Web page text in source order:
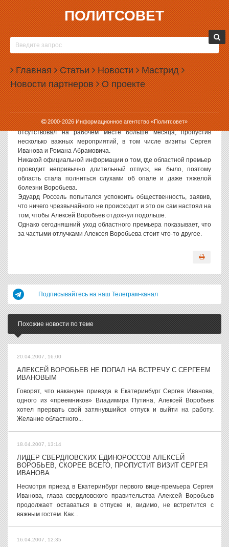
ПОЛИТСОВЕТ
Главная Статьи Новости Мастрид
Новости партнеров О проекте
2000-2026Информационное агентство «Политсовет»
15.05.2007, 16:12
НЕ УСПЕВ ВЫЙТИ НА РАБОТУ, АЛЕКСЕЙ
ВОРОБЬЕВ ВНОВЬ УШЕЛ В ОТПУСК
Губернатор Эдуард Россель подписал распоряжение о
предоставлении председателю правительства Свердловской
области Алексею Воробьеву отпуска на период с 15 мая по 1
июня 2007 года. Эта информация буквально шокировала
свердловских политиков и чиновников.
Напомним, последний раз Воробьев ушел в отпуск 28 марта и
отсутствовал на рабочем месте больше месяца, пропустив
несколько важных мероприятий, в том числе визиты Сергея
Иванова и Романа Абрамовича.
Никакой официальной информации о том, где областной премьер
проводит непривычно длительный отпуск, не было, поэтому
область стала полниться слухами об опале и даже тяжелой
болезни Воробьева.
Эдуард Россель попытался успокоить общественность, заявив,
что ничего чрезвычайного не происходит и это он сам настоял на
том, чтобы Алексей Воробьев отдохнул подольше.
Однако сегодняшний уход областного премьера показывает, что
за частыми отлучками Алексея Воробьева стоит что-то другое.
Подписывайтесь на наш Телеграм-канал
Похожие новости по теме
20.04.2007, 16:00
АЛЕКСЕЙ ВОРОБЬЕВ НЕ ПОПАЛ НА ВСТРЕЧУ С СЕРГЕЕМ
ИВАНОВЫМ
Говорят, что накануне приезда в Екатеринбург Сергея Иванова,
одного из «преемников» Владимира Путина, Алексей Воробьев
хотел прервать свой затянувшийся отпуск и выйти на работу.
Желание областного...
18.04.2007, 13:14
ЛИДЕР СВЕРДЛОВСКИХ ЕДИНОРОССОВ АЛЕКСЕЙ
ВОРОБЬЕВ, СКОРЕЕ ВСЕГО, ПРОПУСТИТ ВИЗИТ СЕРГЕЯ
ИВАНОВА
Несмотря приезд в Екатеринбург первого вице-премьера Сергея
Иванова, глава свердловского правительства Алексей Воробьев
продолжает оставаться в отпуске и, видимо, не встретится с
важным гостем. Как...
16.04.2007, 12:35